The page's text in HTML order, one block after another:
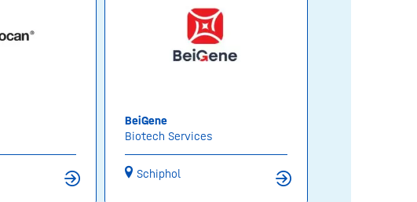
BeiGene
Biotech Services
Schiphol